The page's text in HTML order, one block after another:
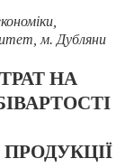
м. Дубляни
НА